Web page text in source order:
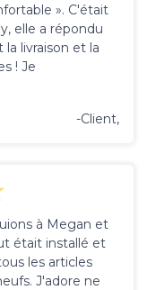
». C'était
elle a répondu
livraison et la
! Je
-Client,
à Megan et
était installé et
les articles
J'adore ne